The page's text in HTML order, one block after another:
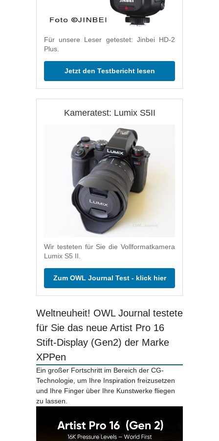
Für unsere Leser getestet: Jinbei HD-2
Plus.
Jetzt den Testbericht lesen
Kameratest: Lumix S5II
Wir testeten für Sie die Vollformatkamera
Lumix S5 II.
Zum OWL Journal Test - klick hier
Weltneuheit! OWL Journal testete
für Sie das neue Artist Pro 16
Stift-Display (Gen2) der Marke
XPPen
Ein großer Fortschritt im Bereich der CG-
Technologie, um Ihre Inspiration freizusetzen
und Ihre Finger über Ihre Kunstwerke fliegen
zu lassen.